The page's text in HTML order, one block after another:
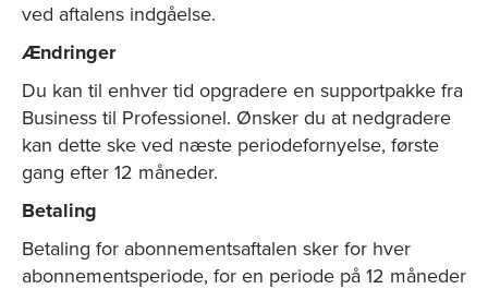
ved aftalens indgåelse.
Ændringer
Du kan til enhver tid opgradere en supportpakke fra
Business til Professionel. Ønsker du at nedgradere
kan dette ske ved næste periodefornyelse, første
gang efter 12 måneder.
Betaling
Betaling for abonnementsaftalen sker for hver
abonnementsperiode, for en periode på 12 måneder